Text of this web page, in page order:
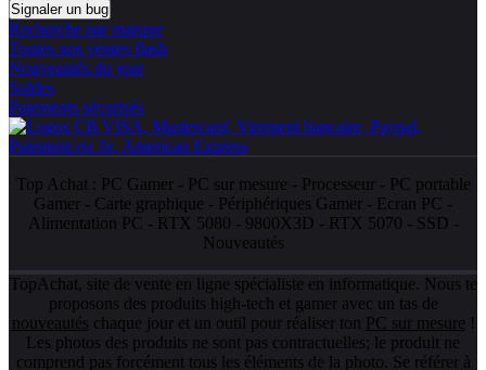
Signaler un bug
Recherche par marque
Toutes nos ventes flash
Nouveautés du jour
Soldes
Paiements sécurisés
Top Achat : PC Gamer- PC sur mesure - Processeur- PC portable
Gamer - Carte graphique - Périphériques Gamer - Ecran PC -
Alimentation PC - RTX 5080 - 9800X3D - RTX 5070 - SSD -
Nouveautés
TopAchat, site de vente en ligne spécialiste en informatique. Nous te
proposons des produits high-tech et gamer avec un tas de
nouveautés chaque jour et un outil pour réaliser ton PC sur mesure !
Les photos des produits ne sont pas contractuelles; le produit ne
comprend pas forcément tous les éléments de la photo. Se référer à